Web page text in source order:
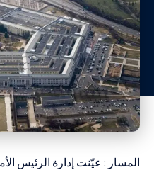
المسار : عيّنت إدارة الرئيس